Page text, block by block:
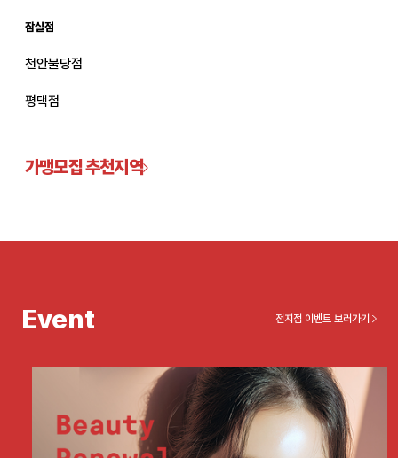
광주상무점
광주첨단점
노원점
분당점
잠실점
천안불당점
평택점
가맹모집 추천지역
Event 전지점 이벤트 보러가기